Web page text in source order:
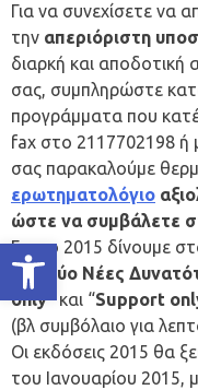
Ανοίξτε τη γραμμή εργαλείων
Για να συνεχίσετε να
την απεριόριστη
διαρκή και
σας, συμπληρώστε
προγράμματα που
fax στο 2117702198 ή
σας παρακαλούμε
ερωτηματολόγιο
ώστε να συμβάλετε
Για το 2015 δίνουμε
μας
Δύο Νέες
only” και “Support
(βλ συμβόλαιο για
Οι εκδόσεις 2015 θα
του Ιανουαρίου 2015,